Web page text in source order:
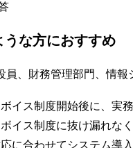
うな方におすすめ
員、財務管理部門、情報
イス制度開始後に、実
イス制度に抜け漏れな
に合わせてシステム導